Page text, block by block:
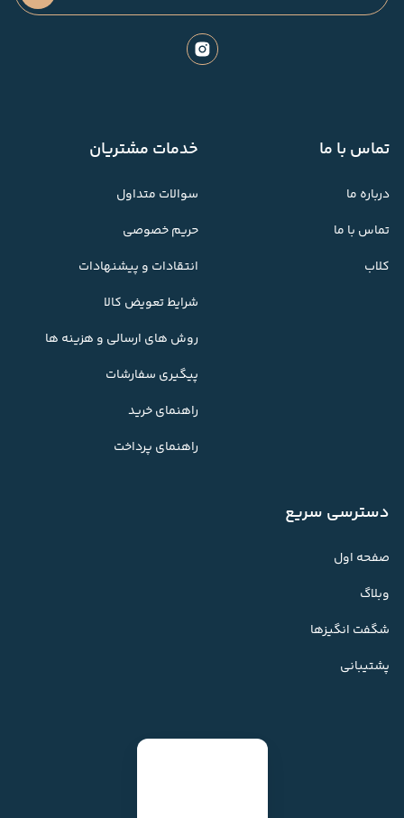
تماس با ما
درباره ما
تماس با ما
کلاب
خدمات مشتریان
سوالات متداول
حریم خصوصی
انتقادات و پیشنهادات
شرایط تعویض کالا
روش های ارسالی و هزینه ها
پیگیری سفارشات
راهنمای خرید
راهنمای پرداخت
دسترسی سریع
صفحه اول
وبلاگ
شگفت انگیزها
پشتیبانی